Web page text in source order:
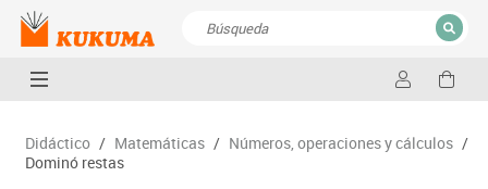
CERRAR
Didáctico / Matemáticas / Números, operaciones y cálculos /
Dominó restas